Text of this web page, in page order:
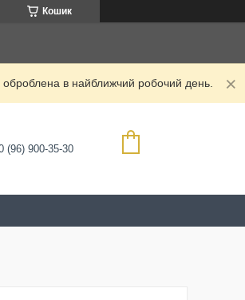
Кошик
оброблена в найближчий робочий день.
(96) 900-35-30